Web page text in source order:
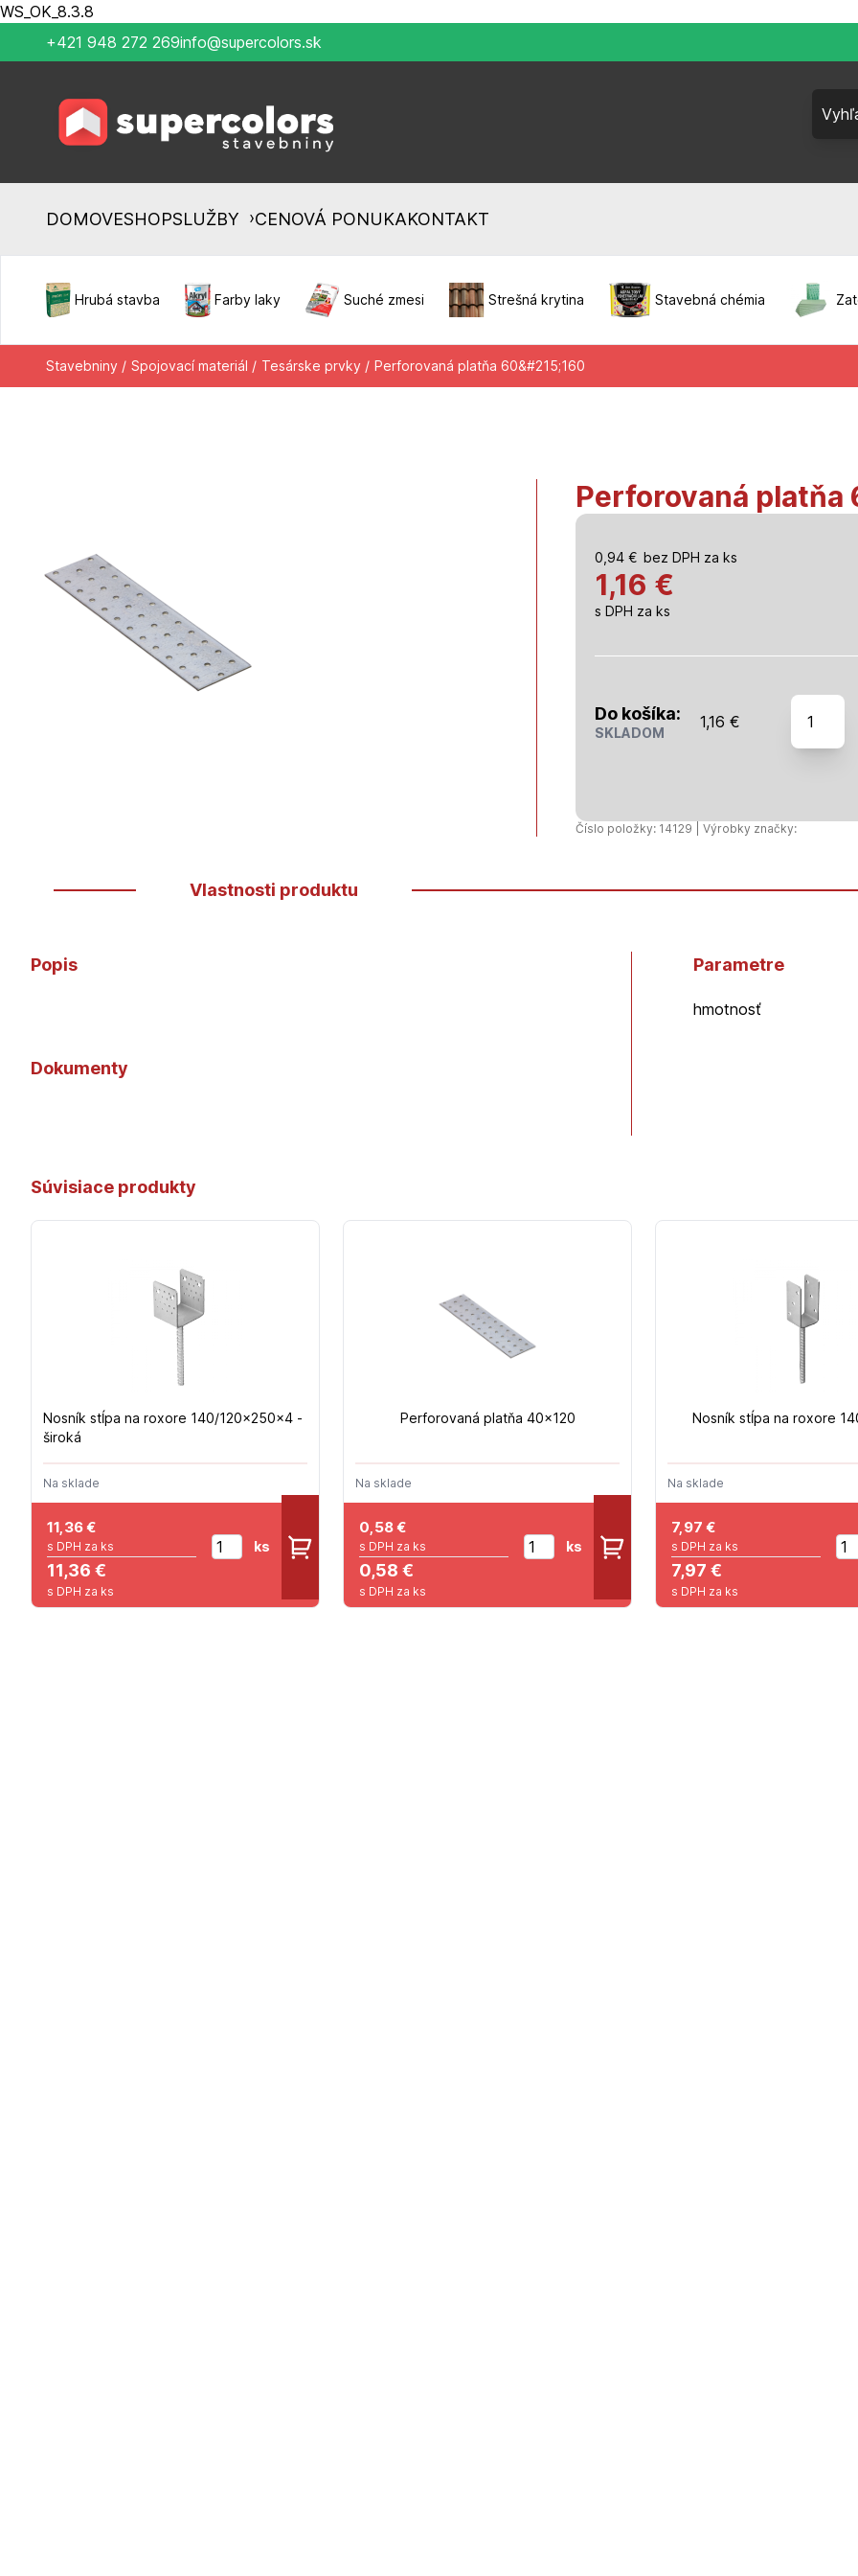
WS_OK_8.3.8
+421 948 272 269info@supercolors.sk
DOMOVESHOPSLUŽBY ›CENOVÁ PONUKAKONTAKT
Hrubá stavba Farby laky Suché zmesi Strešná krytina Stavebná chémia
Stavebniny / Spojovací materiál / Tesárske prvky / Perforovaná platňa 60&#215;160
Perforovaná platňa
0,94 € bez DPH za ks
1,16 €
s DPH za ks
Do košíka:
SKLADOM
1,16 €
množstvo
platňa
Číslo položky: 14129 | Výrobky značky:
Vlastnosti produktu
Popis
Dokumenty
Parametre
hmotnosť
Súvisiace produkty
Nosník stĺpa na roxore 140/120x250x4 -
široká
Na sklade
11,36€
s DPH za ks
11,36 €
s DPH za ks
ks
Perforovaná platňa 40x120
Na sklade
0,58€
s DPH za ks
0,58 €
s DPH za ks
ks
Nosník stĺpa na roxore
Na sklade
7,97 €
s DPH za ks
7,97 €
s DPH za ks